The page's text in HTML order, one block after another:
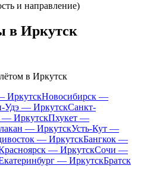
и направление)
в Иркутск
в Иркутск
ИркутскНовосибирск —
Удэ — ИркутскСанкт-
— ИркутскПхукет —
— ИркутскУсть-Кут —
— ИркутскБангкок —
— ИркутскСочи —
— ИркутскБратск